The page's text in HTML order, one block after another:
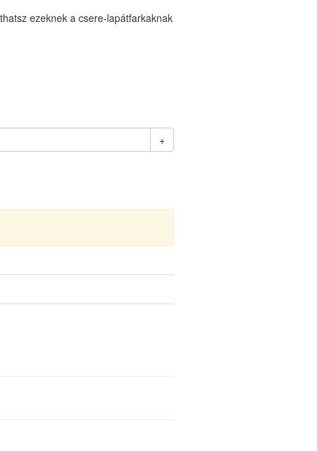
ezeknek a csere-lapátfarkaknak
+